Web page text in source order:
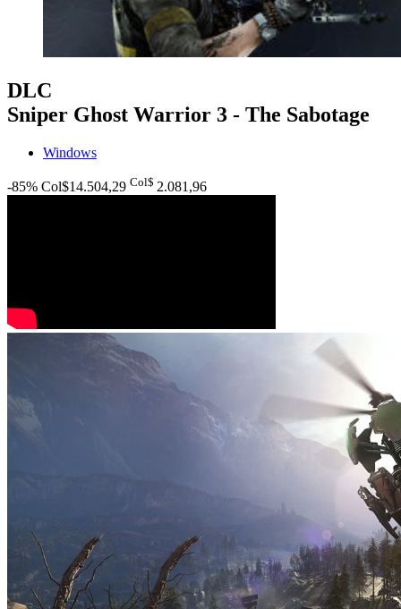
DLC
Sniper Ghost Warrior 3 - The Sabotage
Windows
-85% Col$14.504,29 Col$ 2.081,96